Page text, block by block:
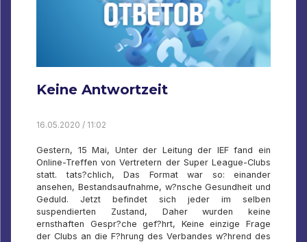
Keine Antwortzeit
16.05.2020 / 11:02
Gestern, 15 Mai, Unter der Leitung der IEF fand ein
Online-Treffen von Vertretern der Super League-Clubs
statt. tats?chlich, Das Format war so: einander
ansehen, Bestandsaufnahme, w?nsche Gesundheit und
Geduld. Jetzt befindet sich jeder im selben
suspendierten Zustand, Daher wurden keine
ernsthaften Gespr?che gef?hrt, Keine einzige Frage
der Clubs an die F?hrung des Verbandes w?hrend des